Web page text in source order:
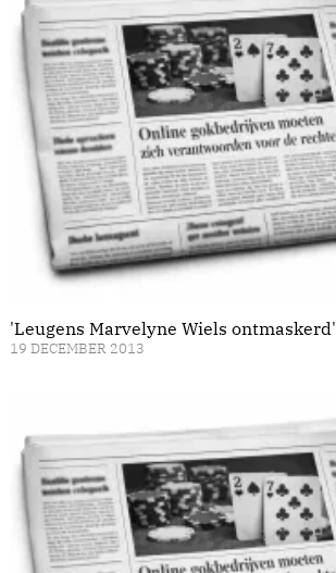
'Leugens Marvelyne Wiels ontmaskerd'
19 DECEMBER 2013